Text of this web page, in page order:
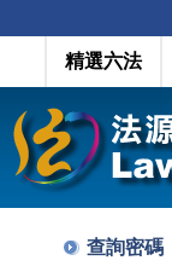
精選六法
查詢密碼